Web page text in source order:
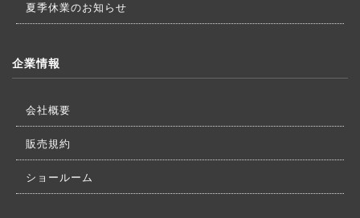
夏季休業のお知らせ
企業情報
会社概要
販売規約
ショールーム